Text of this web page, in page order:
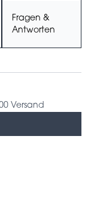
Fragen &
Antworten
Versand